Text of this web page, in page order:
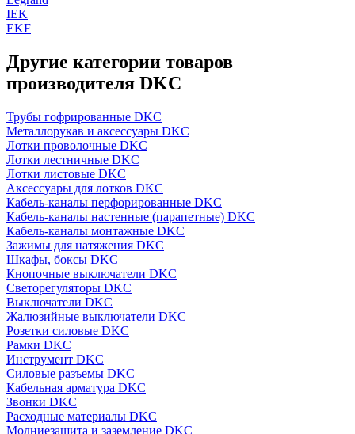
IEK
EKF
Другие категории товаров
производителя DKC
Трубы гофрированные DKC
Металлорукав и аксессуары DKC
Лотки проволочные DKC
Лотки лестничные DKC
Лотки листовые DKC
Аксессуары для лотков DKC
Кабель-каналы перфорированные DKC
Кабель-каналы настенные (парапетные) DKC
Кабель-каналы монтажные DKC
Зажимы для натяжения DKC
Шкафы, боксы DKC
Кнопочные выключатели DKC
Светорегуляторы DKC
Выключатели DKC
Жалюзийные выключатели DKC
Розетки силовые DKC
Рамки DKC
Инструмент DKC
Силовые разъемы DKC
Кабельная арматура DKC
Звонки DKC
Расходные материалы DKC
Молниезащита и заземление DKC